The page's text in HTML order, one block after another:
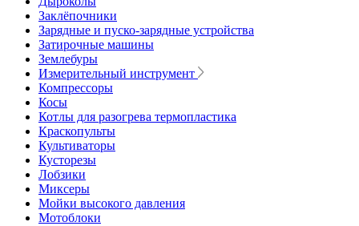
Заклёпочники
Зарядные и пуско-зарядные устройства
Затирочные машины
Землебуры
Измерительный инструмент
Компрессоры
Косы
Котлы для разогрева термопластика
Краскопульты
Культиваторы
Кусторезы
Лобзики
Миксеры
Мойки высокого давления
Мотоблоки